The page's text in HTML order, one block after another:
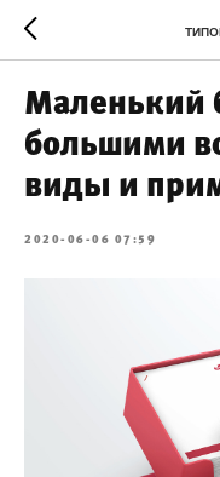
Маленький
большими
виды и
2020-06-06 07:59